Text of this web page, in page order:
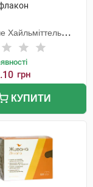
Хайльміттель
грн
КУПИТИ